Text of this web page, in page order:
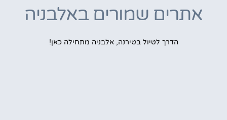
אתרים שמורים באלבניה
הדרך לטיול בטירנה, אלבניה מתחילה כאן!